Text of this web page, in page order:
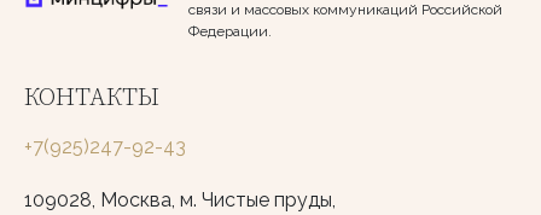
связи и массовых коммуникаций Российской
Федерации.
КОНТАКТЫ
+7(925)247-92-43
109028, Москва, м. Чистые пруды,